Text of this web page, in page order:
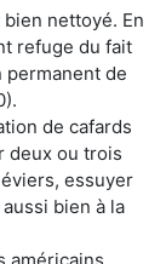
nettoyé. En
refuge du fait
permanent de
de cafards
deux ou trois
essuyer
bien à la